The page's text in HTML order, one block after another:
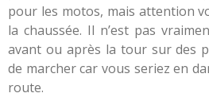
pour les motos, mais attention
la chaussée. Il n’est pas
avant ou après la tour sur des
de marcher car vous seriez en
route.